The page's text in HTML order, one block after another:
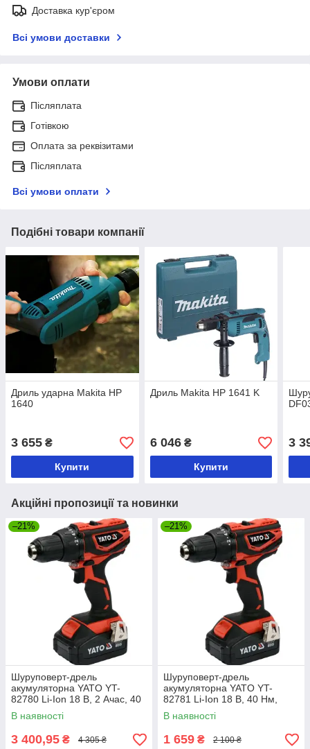
Доставка кур'єром
Всі умови доставки
Умови оплати
Післяплата
Готівкою
Оплата за реквізитами
Післяплата
Всі умови оплати
Подібні товари компанії
Дриль ударна Makita HP
1640
3 655 ₴
Купити
Дриль Makita HP 1641 K
6 046₴
Купити
3
Акційні пропозиції та новинки
–21%
Шуруповерт-дрель
акумуляторна YATO YT-
82780 Li-Ion 18 В, 2 Ачас, 40
Нм, ↓13 мм
В наявності
3 400,95 ₴ 4 305 ₴
–21%
Шуруповерт-дрель
акумуляторна YATO YT-
82781 Li-Ion 18 В, 40 Нм,
he13 мм без акумулятора
В наявності
1 659 ₴ 2 100 ₴